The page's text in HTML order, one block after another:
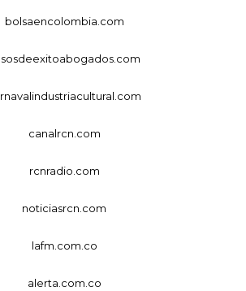
bolsaencolombia.com
canalrcn.com
rcnradio.com
noticiasrcn.com
lafm.com.co
alerta.com.co